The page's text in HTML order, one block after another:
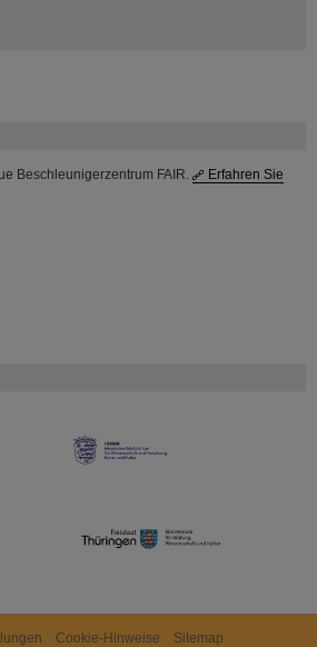
Beschleunigerzentrum FAIR.
Erfahren Sie
Cookie-Hinweise Sitemap